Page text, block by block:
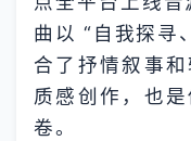
曲以 “自我探寻
合了抒情叙事
质感创作，也
卷。